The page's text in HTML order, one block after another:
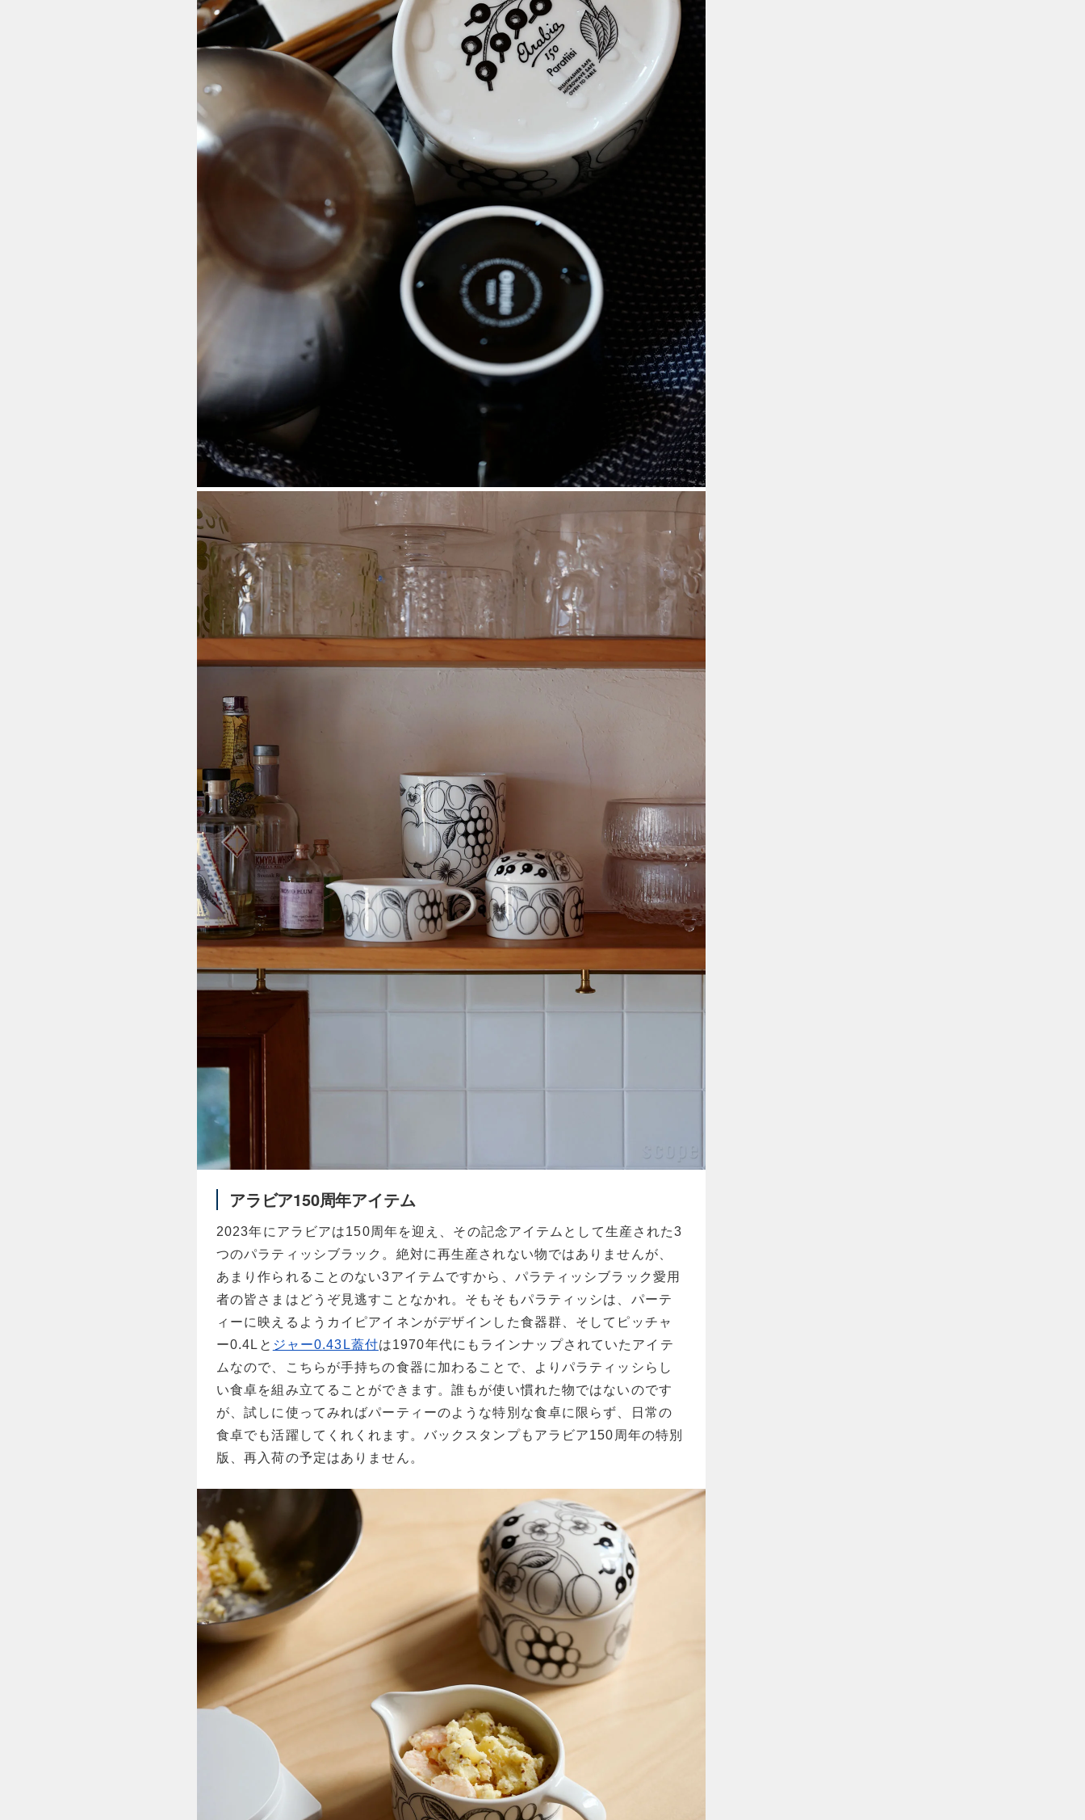
アラビア150周年アイテム
2023年にアラビアは150周年を迎え、その記念アイテムとして生産された3
つのパラティッシブラック。絶対に再生産されない物ではありませんが、
あまり作られることのない3アイテムですから、パラティッシブラック愛用
者の皆さまはどうぞ見逃すことなかれ。そもそもパラティッシは、パーテ
ィーに映えるようカイピアイネンがデザインした食器群、そしてピッチャ
ー0.4Lと ジャー0.43L蓋付は1970年代にもラインナップされていたアイテ
ムなので、こちらが手持ちの食器に加わることで、よりパラティッシらし
い食卓を組み立てることができます。誰もが使い慣れた物ではないのです
が、試しに使ってみればパーティーのような特別な食卓に限らず、日常の
食卓でも活躍してくれくれます。バックスタンプもアラビア150周年の特別
版、再入荷の予定はありません。